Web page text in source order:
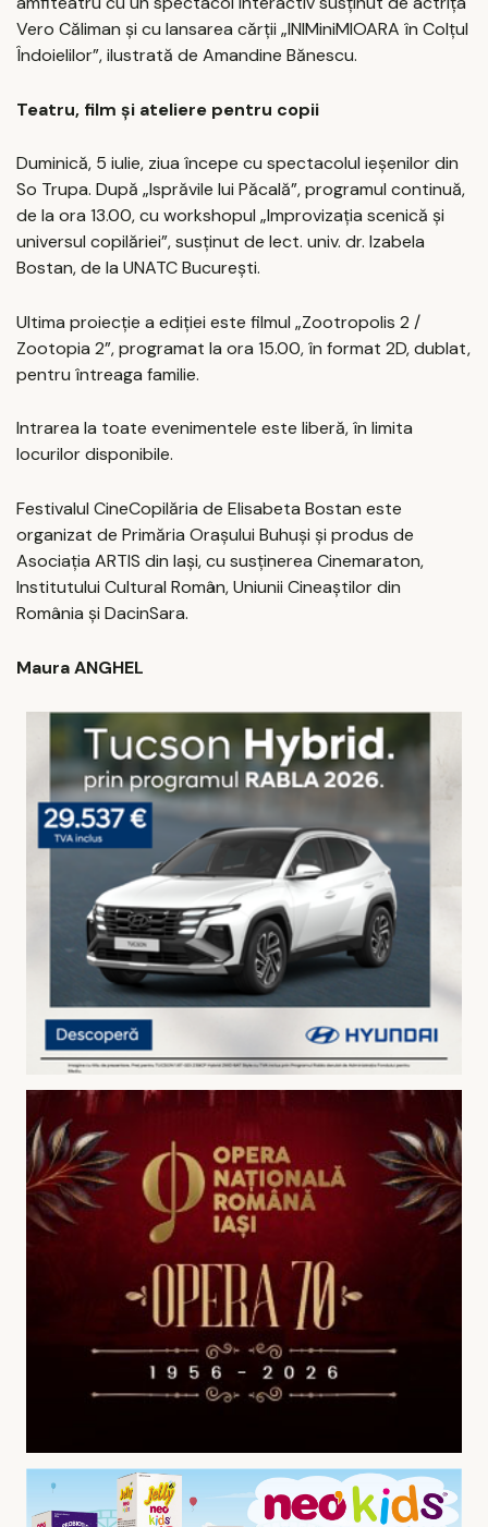
Vero Căliman și cu lansarea cărții „INIMiniMIOARA în Colțul
Îndoielilor”, ilustrată de Amandine Bănescu.
Teatru, film și ateliere pentru copii
Duminică, 5 iulie, ziua începe cu spectacolul ieșenilor din
So Trupa. După „Isprăvile lui Păcală”, programul continuă,
de la ora 13.00, cu workshopul „Improvizația scenică și
universul copilăriei”, susținut de lect. univ. dr. Izabela
Bostan, de la UNATC București.
Ultima proiecție a ediției este filmul „Zootropolis 2 /
Zootopia 2”, programat la ora 15.00, în format 2D, dublat,
pentru întreaga familie.
Intrarea la toate evenimentele este liberă, în limita
locurilor disponibile.
Festivalul CineCopilăria de Elisabeta Bostan este
organizat de Primăria Orașului Buhuși și produs de
Asociația ARTIS din Iași, cu susținerea Cinemaraton,
Institutului Cultural Român, Uniunii Cineaștilor din
România și DacinSara.
Maura ANGHEL